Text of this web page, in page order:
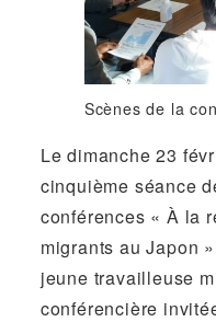
Scènes de la
Le dimanche 23
cinquième séance
conférences « À la
migrants au Japon
jeune travailleuse
conférencière